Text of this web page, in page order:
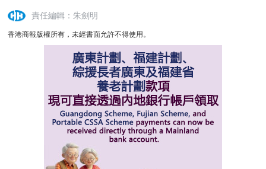
責任編輯：朱劍明
香港商報版權所有，未經書面允許不得使用。